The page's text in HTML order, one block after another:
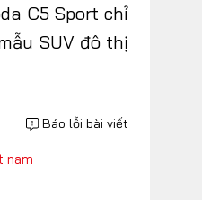
C5 Sport chỉ
SUV đô thị
Báo lỗi bài viết
nam